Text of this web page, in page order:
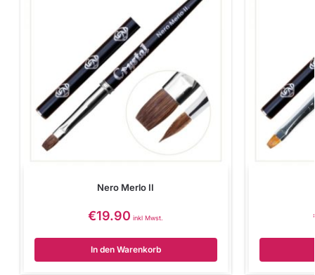
Nero Merlo II
€19.90 inkl Mwst.
In den Warenkorb